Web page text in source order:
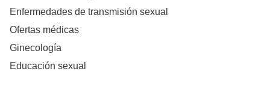
Enfermedades de transmisión sexual
Ofertas médicas
Ginecología
Educación sexual